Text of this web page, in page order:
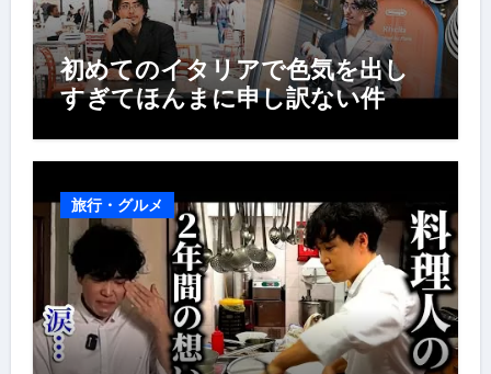
初めてのイタリアで色気を出し
すぎてほんまに申し訳ない件
旅行・グルメ